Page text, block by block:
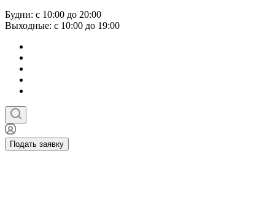
Будни: с 10:00 до 20:00
Выходные: с 10:00 до 19:00
Подать заявку